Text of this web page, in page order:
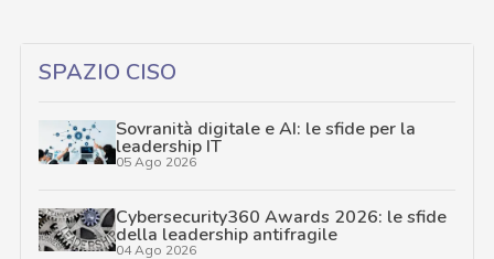
SPAZIO CISO
Sovranità digitale e AI: le sfide per la
leadership IT
05 Ago 2026
Cybersecurity360 Awards 2026: le sfide
della leadership antifragile
04 Ago 2026